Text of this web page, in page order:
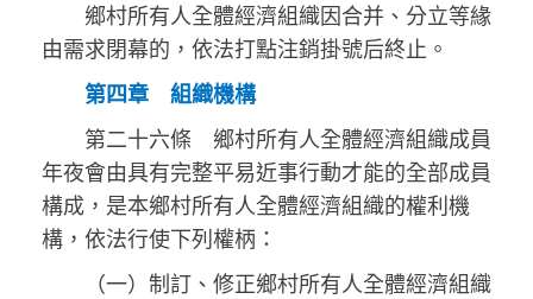
鄉村所有人全體經濟組織因合并、分立等緣
由需求閉幕的，依法打點注銷掛號后終止。
第四章 組織機構
第二十六條 鄉村所有人全體經濟組織成員
年夜會由具有完整平易近事行動才能的全部成員
構成，是本鄉村所有人全體經濟組織的權利機
構，依法行使下列權柄：
（一）制訂、修正鄉村所有人全體經濟組織